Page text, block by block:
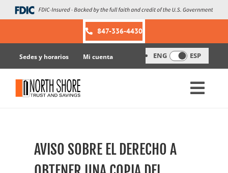
Skip
to
847-336-4430
Sedes y horarios Mi cuenta ENG ESP
AVISO SOBRE EL DERECHO A